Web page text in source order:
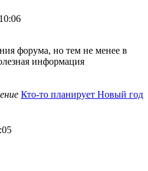
форума, но тем не менее в
информация
Кто-то планирует Новый год